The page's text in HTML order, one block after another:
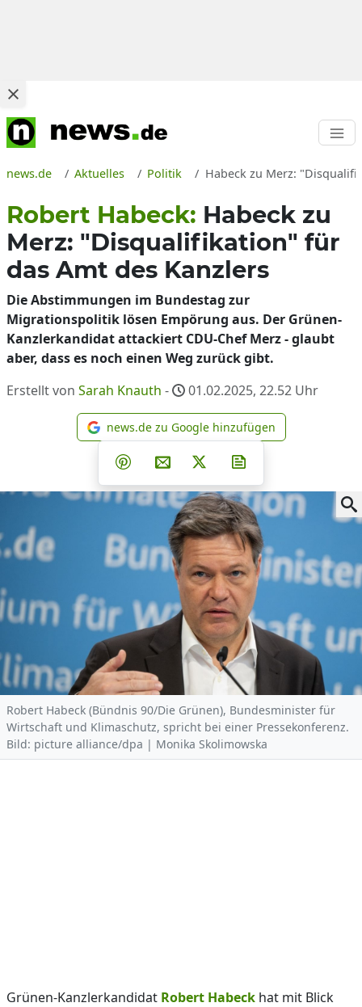
news.de Aktuelles Politik Habeck zu Merz:
Robert Habeck: Habeck zu
Merz: "Disqualifikation" für
das Amt des Kanzlers
Die Abstimmungen im Bundestag zur
Migrationspolitik lösen Empörung aus. Der Grünen-
Kanzlerkandidat attackiert CDU-Chef Merz - glaubt
aber, dass es noch einen Weg zurück gibt.
Erstellt von Sarah Knauth - 01.02.2025, 22.52 Uhr
news.de zu Google
news.de zu Google hinzufügen
Teilen auf Facebook
Teilen auf Whatsapp
Teilen auf Telegram
Teilen auf Pinterest
Per E-Mail teilen
Post auf X
Robert Habeck (Bündnis 90/Die Grünen), Bundesminister für
Wirtschaft und Klimaschutz, spricht bei einer Pressekonferenz.
Bild: picture alliance/dpa | Monika Skolimowska
Grünen-Kanzlerkandidat Robert Habeck hat mit Blick